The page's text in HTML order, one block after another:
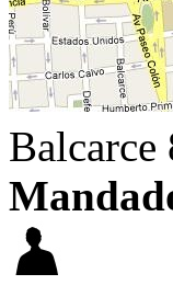
Balcarce